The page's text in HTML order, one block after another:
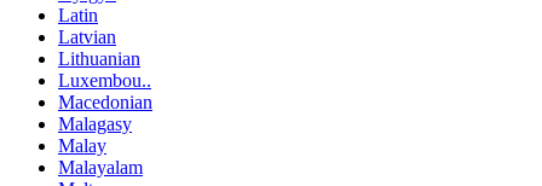
Latin
Latvian
Lithuanian
Luxembou..
Macedonian
Malagasy
Malay
Malayalam